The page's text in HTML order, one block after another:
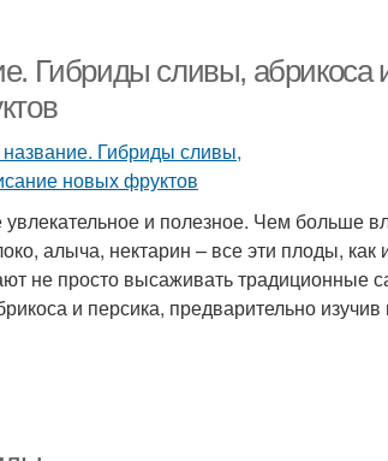
Гибриды сливы, абрикоса
и полезное. Чем больше
алыча, нектарин – все эти плоды, как
не просто высаживать традиционные
и персика, предварительно изучив